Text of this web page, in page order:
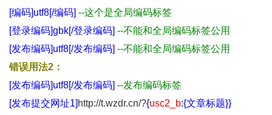
[编码]utf8[/编码] --这个是全局编码标签
[登录编码]gbk[/登录编码] --不能和全局编码标签公用
[发布编码]utf8[/发布编码] --不能和全局编码标签公用
错误用法2：
[发布编码]utf8[/发布编码] --发布编码标签
[发布提交网址1] http://t.wzdr.cn/?{usc2_b:{文章标题}}